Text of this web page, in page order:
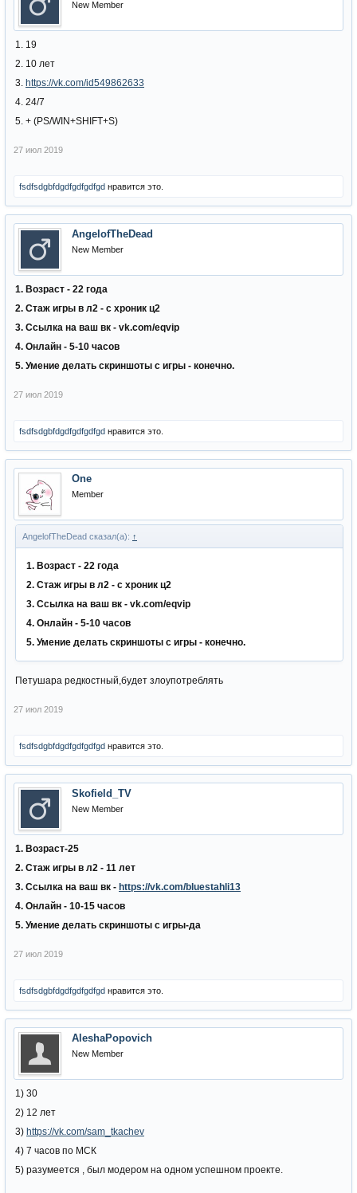
New Member
1. 19
2. 10 лет
3. https://vk.com/id549862633
4. 24/7
5. + (PS/WIN+SHIFT+S)
27 июл 2019
fsdfsdgbfdgdfgdfgdfgd нравится это.
AngelofTheDead
New Member
1. Возраст - 22 года
2. Стаж игры в л2 - с хроник ц2
3. Ссылка на ваш вк - vk.com/eqvip
4. Онлайн - 5-10 часов
5. Умение делать скриншоты с игры - конечно.
27 июл 2019
fsdfsdgbfdgdfgdfgdfgd нравится это.
One
Member
AngelofTheDead сказал(а): ↑
1. Возраст - 22 года
2. Стаж игры в л2 - с хроник ц2
3. Ссылка на ваш вк - vk.com/eqvip
4. Онлайн - 5-10 часов
5. Умение делать скриншоты с игры - конечно.
Петушара редкостный,будет злоупотреблять
27 июл 2019
fsdfsdgbfdgdfgdfgdfgd нравится это.
Skofield_TV
New Member
1. Возраст-25
2. Стаж игры в л2 - 11 лет
3. Ссылка на ваш вк - https://vk.com/bluestahli13
4. Онлайн - 10-15 часов
5. Умение делать скриншоты с игры-да
27 июл 2019
fsdfsdgbfdgdfgdfgdfgd нравится это.
AleshaPopovich
New Member
1) 30
2) 12 лет
3) https://vk.com/sam_tkachev
4) 7 часов по МСК
5) разумеется , был модером на одном успешном проекте.